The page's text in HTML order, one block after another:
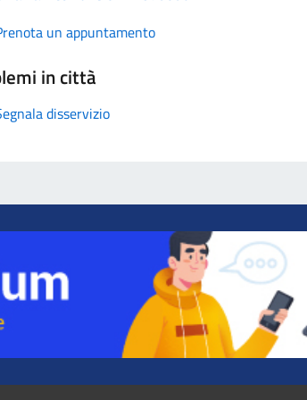
un appuntamento
in città
disservizio